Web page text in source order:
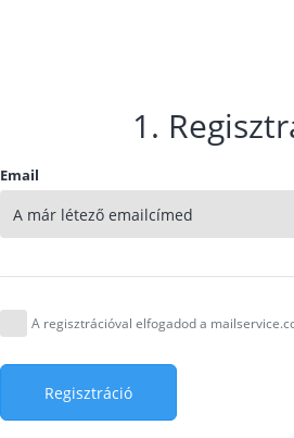
1.
Email
A regisztrációval elfogadod a
Regisztráció